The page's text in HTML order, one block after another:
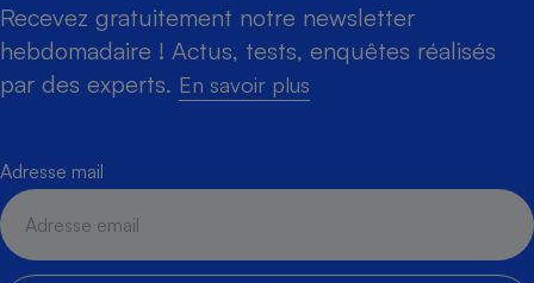
Recevez gratuitement notre newsletter
hebdomadaire ! Actus, tests, enquêtes réalisés
par des experts. En savoir plus
Adresse mail